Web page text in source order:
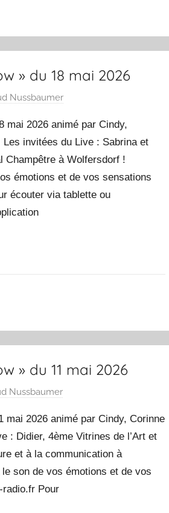
» du 18 mai 2026
Nussbaumer
mai 2026 animé par Cindy,
Les invitées du Live : Sabrina et
Champêtre à Wolfersdorf !
émotions et de vos sensations
écouter via tablette ou
» du 11 mai 2026
Nussbaumer
mai 2026 animé par Cindy, Corinne
: Didier, 4ème Vitrines de l’Art et
et à la communication à
son de vos émotions et de vos
radio.fr Pour